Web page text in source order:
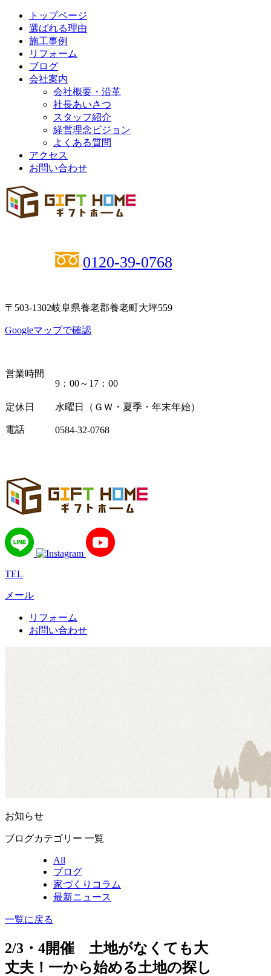
トップページ
選ばれる理由
施工事例
リフォーム
ブログ
会社案内
会社概要・沿革
社長あいさつ
スタッフ紹介
経営理念ビジョン
よくある質問
アクセス
お問い合わせ
0120-39-0768
〒503-1302岐阜県養老郡養老町大坪559
Googleマップで確認
営業時間
9：00～17：00
定休日 水曜日（ＧＷ・夏季・年末年始）
電話 0584-32-0768
TEL
メール
リフォーム
お問い合わせ
お知らせ
ブログカテゴリー 一覧
All
ブログ
家づくりコラム
最新ニュース
一覧に戻る
2/3・4開催 土地がなくても大
丈夫！一から始める土地の探し